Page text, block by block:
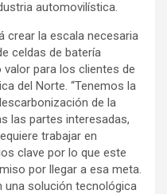
automovilística.
crear la escala necesaria
celdas de batería
para los clientes de
del Norte. “Tenemos la
de la
las partes interesadas,
trabajar en
clave por lo que este
por llegar a esa meta.
una solución tecnológica